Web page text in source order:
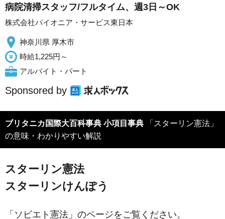
病院清掃スタッフ/フルタイム、週3日～OK
株式会社パイオニア・サービス東日本
神奈川県 厚木市
時給1,225円～
アルバイト・パート
Sponsored by
ブリタニカ国際大百科事典 小項目事典 「スターリン憲法」
の意味・わかりやすい解説
スターリン憲法
スターリンけんぽう
「ソビエト憲法」のページをご覧ください。